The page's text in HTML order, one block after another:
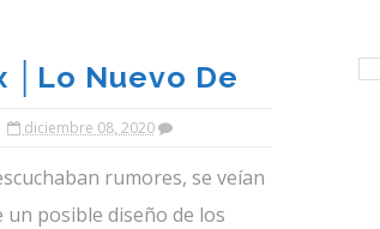
│lo Nuevo De
2020
diciembre 08, 2020
rumores, se veían
posible diseño de los